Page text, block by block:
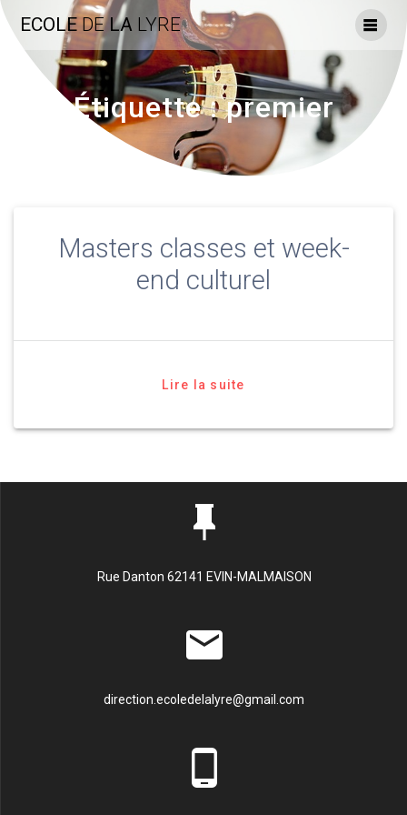
Skip
to
content
ECOLEDELA LYRE
Étiquette :premier
Masters classes et week-
end culturel
Lire la suite
Rue Danton 62141 EVIN-MALMAISON
direction.ecoledelalyre@gmail.com